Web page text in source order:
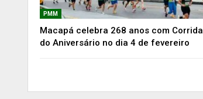
PMM
Macapá celebra 268 anos com Corrida
do Aniversário no dia 4 de fevereiro